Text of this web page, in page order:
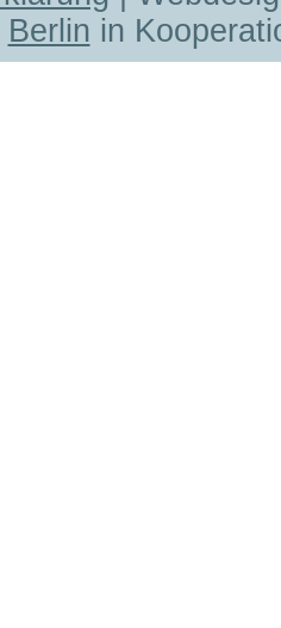
Berlin in